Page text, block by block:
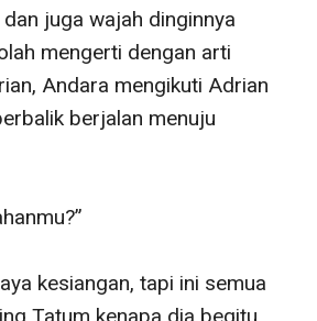
juga wajah dinginnya
mengerti dengan arti
Andara mengikuti Adrian
berjalan menuju
kesiangan, tapi ini semua
Tatum kenapa dia begitu